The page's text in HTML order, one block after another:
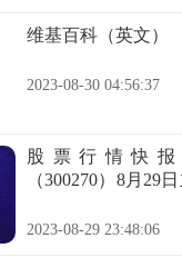
维基百科（英文）
2023-08-30 04:56:37
股票行情快
（300270）8月29
2023-08-29 23:48:06